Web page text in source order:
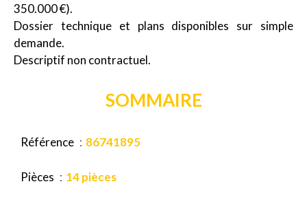
350.000 €).
Dossier technique et plans disponibles sur simple
demande.
Descriptif non contractuel.
SOMMAIRE
Référence 86741895
Pièces 14 pièces